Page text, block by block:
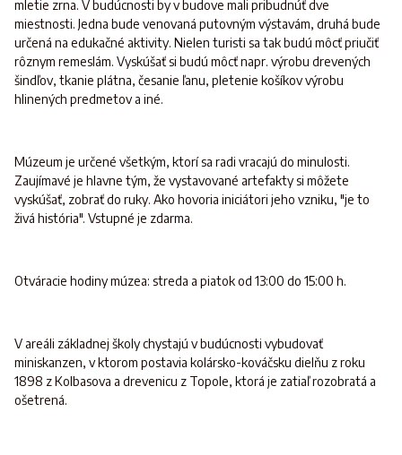
mletie zrna. V budúcnosti by v budove mali pribudnúť dve
miestnosti. Jedna bude venovaná putovným výstavám, druhá bude
určená na edukačné aktivity. Nielen turisti sa tak budú môcť priučiť
rôznym remeslám. Vyskúšať si budú môcť napr. výrobu drevených
šindľov, tkanie plátna, česanie ľanu, pletenie košíkov výrobu
hlinených predmetov a iné.
Múzeum je určené všetkým, ktorí sa radi vracajú do minulosti.
Zaujímavé je hlavne tým, že vystavované artefakty si môžete
vyskúšať, zobrať do ruky. Ako hovoria iniciátori jeho vzniku, "je to
živá história". Vstupné je zdarma.
Otváracie hodiny múzea: streda a piatok od 13:00 do 15:00 h.
V areáli základnej školy chystajú v budúcnosti vybudovať
miniskanzen, v ktorom postavia kolársko-kováčsku dielňu z roku
1898 z Kolbasova a drevenicu z Topole, ktorá je zatiaľ rozobratá a
ošetrená.